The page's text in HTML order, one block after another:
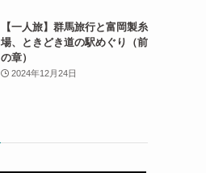
【一人旅】群馬旅行と富岡製糸
場、ときどき道の駅めぐり（前
の章）
2024年12月24日